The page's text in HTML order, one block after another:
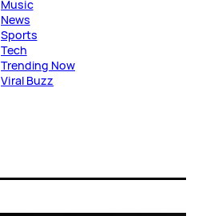
Music
News
Sports
Tech
Trending Now
Viral Buzz